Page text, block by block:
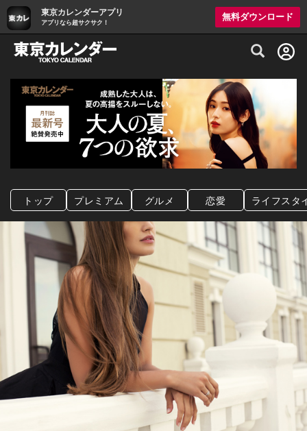
東京カレンダーアプリ
アプリなら超サクサク！
無料ダウンロード
グルメ情報・プレミアムレストラン予約
トップ プレミアム グルメ 恋愛 ライフスタ